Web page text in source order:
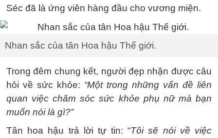
Séc đã là ứng viên hàng đầu cho vương miện.
Nhan sắc của tân Hoa hậu Thế giới.
Trong đêm chung kết, người đẹp nhận được câu
hỏi về sức khỏe: “Một trong những vấn đề liên
quan việc chăm sóc sức khỏe phụ nữ mà bạn
muốn nói là gì?”
Tân hoa hậu trả lời tự tin: “Tôi sẽ nói về việc